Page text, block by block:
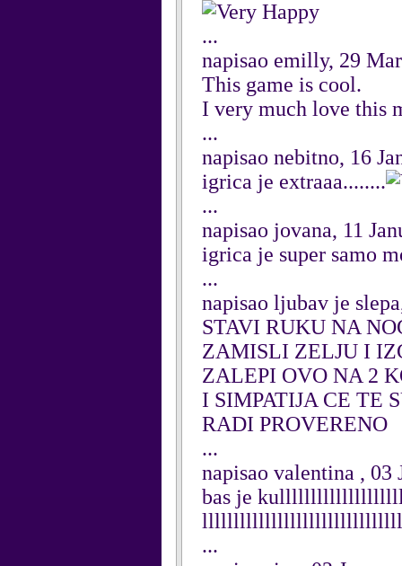
...
napisao emilly, 29
This game is cool.
I very much love this
...
napisao nebitno, 16
igrica je extraaa........
...
napisao jovana, 11
igrica je super samo
...
napisao ljubav je
STAVI RUKU NA
ZAMISLI ZELJU I
ZALEPI OVO NA 2
I SIMPATIJA CE TE
RADI PROVERENO
...
napisao valentina , 03
bas je
...